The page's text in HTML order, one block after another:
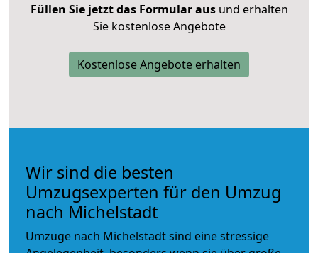
Füllen Sie jetzt das Formular ausund erhalten
Sie kostenlose Angebote
Kostenlose Angebote erhalten
Wir sind die besten
Umzugsexperten für den Umzug
nach Michelstadt
Umzüge nach Michelstadt sind eine stressige